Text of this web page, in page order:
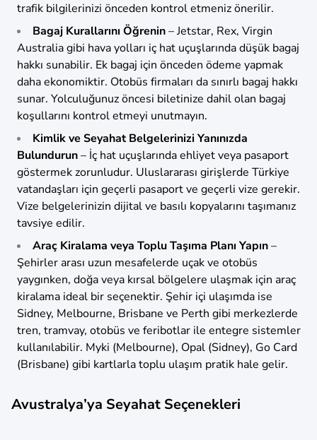
trafik bilgilerinizi önceden kontrol etmeniz önerilir.
Bagaj Kurallarını Öğrenin– Jetstar, Rex, Virgin
Australia gibi hava yolları iç hat uçuşlarında düşük bagaj
hakkı sunabilir. Ek bagaj için önceden ödeme yapmak
daha ekonomiktir. Otobüs firmaları da sınırlı bagaj hakkı
sunar. Yolculuğunuz öncesi biletinize dahil olan bagaj
koşullarını kontrol etmeyi unutmayın.
Kimlik ve Seyahat Belgelerinizi Yanınızda
Bulundurun– İç hat uçuşlarında ehliyet veya pasaport
göstermek zorunludur. Uluslararası girişlerde Türkiye
vatandaşları için geçerli pasaport ve geçerli vize gerekir.
Vize belgelerinizin dijital ve basılı kopyalarını taşımanız
tavsiye edilir.
Araç Kiralama veya Toplu Taşıma Planı Yapın–
Şehirler arası uzun mesafelerde uçak ve otobüs
yaygınken, doğa veya kırsal bölgelere ulaşmak için araç
kiralama ideal bir seçenektir. Şehir içi ulaşımda ise
Sidney, Melbourne, Brisbane ve Perth gibi merkezlerde
tren, tramvay, otobüs ve feribotlar ile entegre sistemler
kullanılabilir. Myki (Melbourne), Opal (Sidney), Go Card
(Brisbane) gibi kartlarla toplu ulaşım pratik hale gelir.
Avustralya’ya Seyahat Seçenekleri